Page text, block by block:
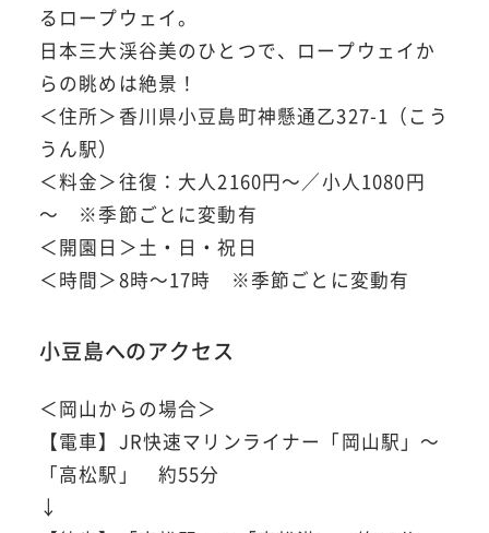
るロープウェイ。
日本三大渓谷美のひとつで、ロープウェイか
らの眺めは絶景！
＜住所＞香川県小豆島町神懸通乙327-1（こう
うん駅）
＜料金＞往復：大人2160円～／小人1080円
～ ※季節ごとに変動有
＜開園日＞土・日・祝日
＜時間＞8時～17時 ※季節ごとに変動有
小豆島へのアクセス
＜岡山からの場合＞
【電車】JR快速マリンライナー「岡山駅」～
「高松駅」 約55分
↓